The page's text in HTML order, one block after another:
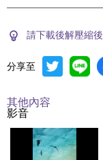
分享至
請下載後解壓縮
其他內容
影音